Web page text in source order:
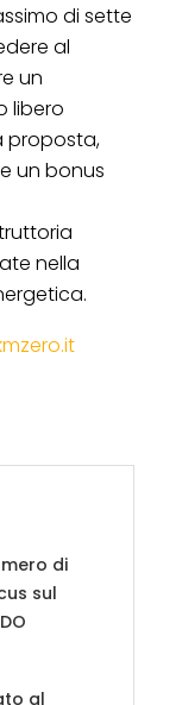
di sette
al
un
libero
proposta,
un bonus
nella
di
sul
al